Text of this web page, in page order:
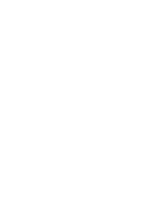
לרחבת הציון
גזז את מחלפות
ידידים בגזיזת
אבות השושלת
אבוחצירא תגן
ישראל בתורה, יראת
הדלקת נרות לכבוד